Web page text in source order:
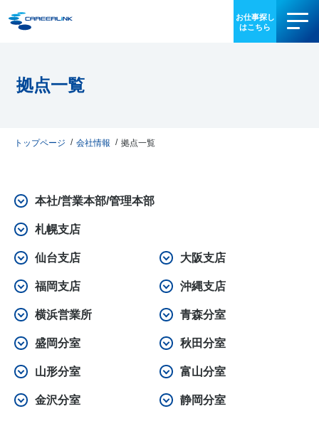
お役立ち情報
採用情報
03-3340-5077
拠点一覧
トップページ 会社情報 拠点一覧
本社/営業本部/管理本部
札幌支店
仙台支店 大阪支店
福岡支店 沖縄支店
横浜営業所 青森分室
盛岡分室 秋田分室
山形分室 富山分室
金沢分室 静岡分室